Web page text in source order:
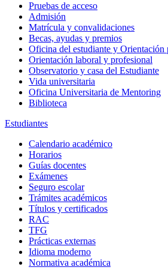
Pruebas de acceso
Admisión
Matrícula y convalidaciones
Becas, ayudas y premios
Oficina del estudiante y Orientación
Orientación laboral y profesional
Observatorio y casa del Estudiante
Vida universitaria
Oficina Universitaria de Mentoring
Biblioteca
Estudiantes
Calendario académico
Horarios
Guías docentes
Exámenes
Seguro escolar
Trámites académicos
Títulos y certificados
RAC
TFG
Prácticas externas
Idioma moderno
Normativa académica